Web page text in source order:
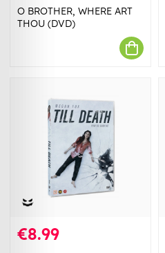
O BROTHER, WHERE ART
THOU (DVD)
€8.99